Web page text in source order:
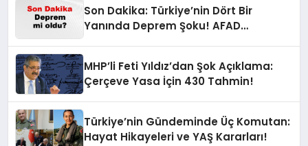
Son Dakika: Türkiye’nin Dört Bir
Yanında Deprem Şoku! AFAD
MHP’li Feti Yıldız’dan Şok Açıklama:
Çerçeve Yasa İçin 430 Tahmin!
Türkiye’nin Gündeminde Üç Komutan:
Hayat Hikayeleri ve YAŞ Kararları!